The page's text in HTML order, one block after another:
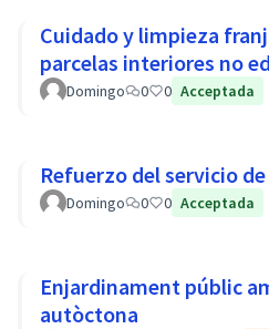
Cuidado y limpieza
parcelas interiores no
Domingo 0 0 Acceptada
Refuerzo del servicio
Domingo 0 0 Acceptada
Enjardinament públic
autòctona